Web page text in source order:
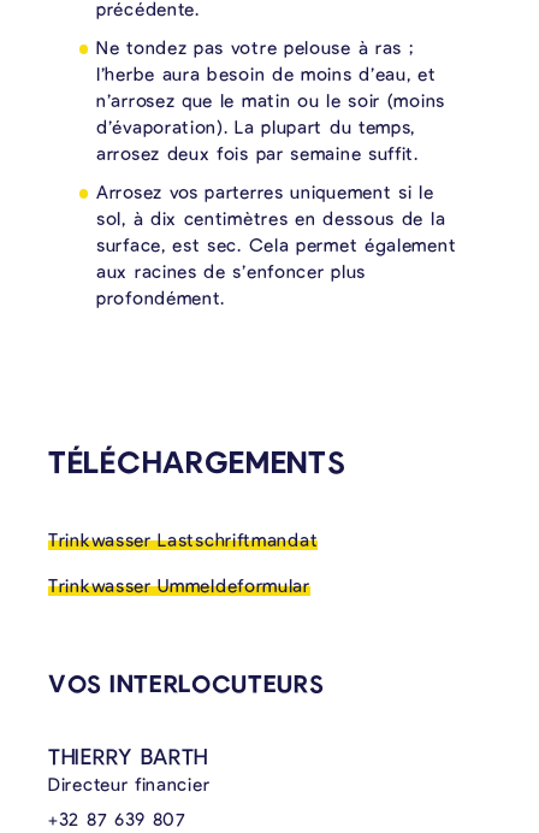
précédente.
Ne tondez pas votre pelouse à ras ;
l’herbe aura besoin de moins d’eau, et
n’arrosez que le matin ou le soir (moins
d’évaporation). La plupart du temps,
arrosez deux fois par semaine suffit.
Arrosez vos parterres uniquement si le
sol, à dix centimètres en dessous de la
surface, est sec. Cela permet également
aux racines de s’enfoncer plus
profondément.
TÉLÉCHARGEMENTS
Trinkwasser Lastschriftmandat
Trinkwasser Ummeldeformular
VOS INTERLOCUTEURS
THIERRY BARTH
Directeur financier
+32 87 639 807